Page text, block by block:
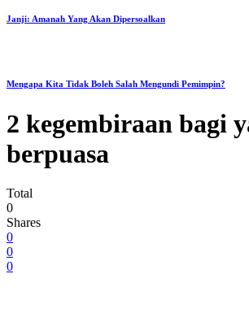
Janji: Amanah Yang Akan Dipersoalkan
Mengapa Kita Tidak Boleh Salah Mengundi Pemimpin?
2 kegembiraan bagi
berpuasa
Total
0
Shares
0
0
0